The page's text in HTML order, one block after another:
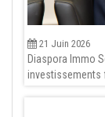
21 Juin 2026
Diaspora Immo
investissements